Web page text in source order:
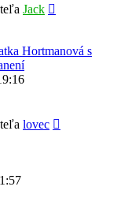
Jack
Hortmanová s
lovec